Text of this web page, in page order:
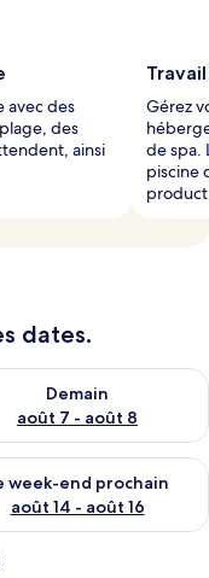
avec des
des
ainsi
Gérez
de spa.
piscine
dates.
6 - août 7
Demain
août 7 - août 8
la disponibilité pour
août 7 - août 9
week-end prochain
août 14 - août 16
la disponibilité pour